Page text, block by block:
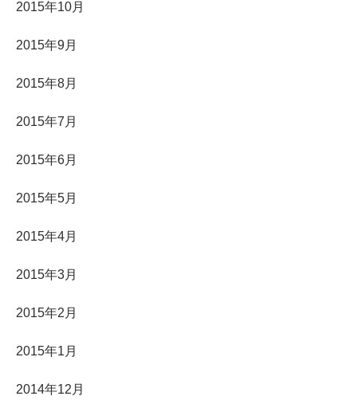
2015年10月
2015年9月
2015年8月
2015年7月
2015年6月
2015年5月
2015年4月
2015年3月
2015年2月
2015年1月
2014年12月